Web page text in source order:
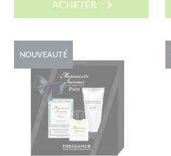
initial
ACHETER
NOUVEAUTÉ